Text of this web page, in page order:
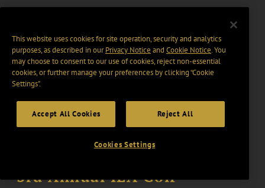
23 September 2026 - 25 September 2026 EVENT
2026 Northeast Dairy
Conference
3rd Annual IEA Golf
This website uses cookies for site operation, security and analytics
purposes, as described in ourPrivacy Notice and Cookie Notice. You
may choose to consent to our use of cookies, reject non-essential
cookies, or further manage your preferences by clicking “Cookie
Settings".
Accept All Cookies Reject All
Cookies Settings